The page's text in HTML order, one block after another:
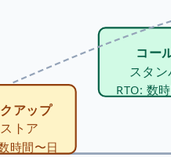
アップ
トア
時間〜日
コー
スタン
RTO: 数